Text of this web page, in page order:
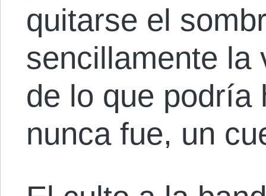
quitarse el
sencillamente la
de lo que podría
nunca fue, un